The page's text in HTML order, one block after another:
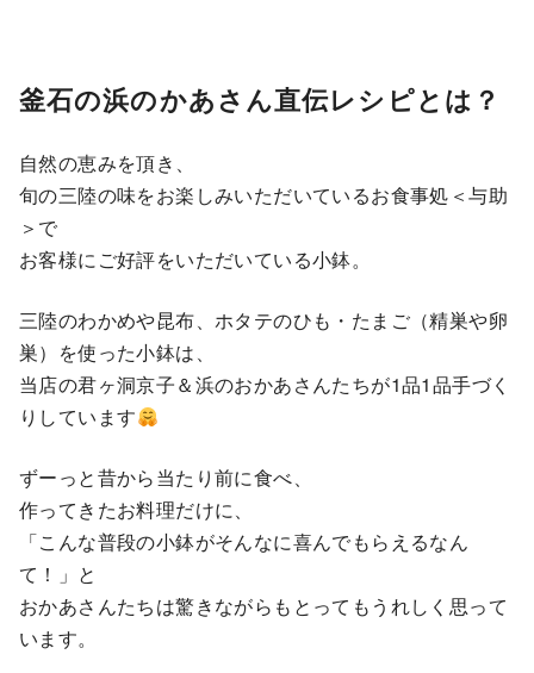
釜石の浜のかあさん直伝レシピとは？
自然の恵みを頂き、
旬の三陸の味をお楽しみいただいているお食事処＜与助
＞で
お客様にご好評をいただいている小鉢。
三陸のわかめや昆布、ホタテのひも・たまご（精巣や卵
巣）を使った小鉢は、
当店の君ヶ洞京子＆浜のおかあさんたちが1品1品手づく
りしています
ずーっと昔から当たり前に食べ、
作ってきたお料理だけに、
「こんな普段の小鉢がそんなに喜んでもらえるなん
て！」と
おかあさんたちは驚きながらもとってもうれしく思って
います。